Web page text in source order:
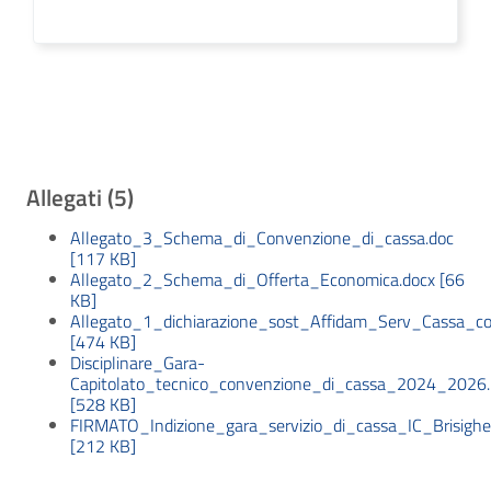
Allegati (5)
Allegato_3_Schema_di_Convenzione_di_cassa.doc
[117 KB]
Allegato_2_Schema_di_Offerta_Economica.docx [66
KB]
[474 KB]
Disciplinare_Gara-
[528 KB]
[212 KB]